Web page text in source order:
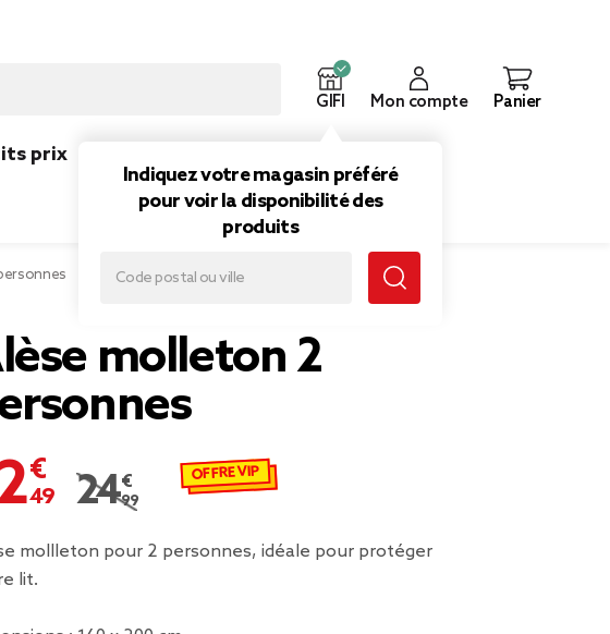
GIFI
Indiquez votre magasin préféré
pour voir la disponibilité des
produits
Mon compte Panier
prix
molleton 2
€
Prix remisé de 24,99 € à 12,49 €
24,99 €
OFFRE VIP
mollleton pour 2 personnes, idéale pour protéger
lit.